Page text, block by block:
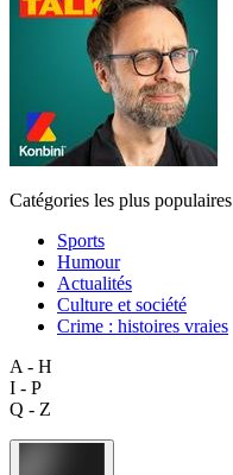
Catégories les plus populaires
Sports
Humour
Actualités
Culture et société
Crime : histoires vraies
A - H
I - P
Q - Z